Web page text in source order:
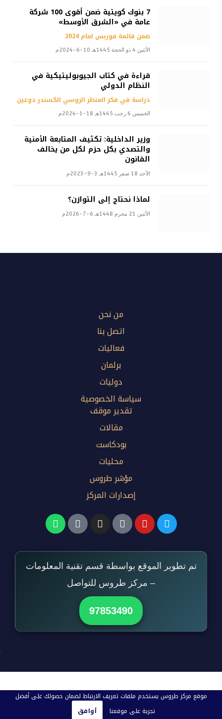
7 بنوك كويتية ضمن أقوى 100 شركة
عامة في «الشرق الأوسط»
ضمن قائمة فوربس لعام 2024
الأثنين 4 ذو الحجة 1445هـ 10-6-2024م
قراءة في كتاب الجيوبوليتيكية في
النظام الدولي
دراسة في فكر المنظر الروسي الكسندر دوغين
الخميس 6 رجب 1445هـ 18-1-2024م
وزير الداخلية: تكثيف المتابعة الأمنية
والتصدي بكل حزم لكل من يخالف
القانون
الأحد 18 صفر 1445هـ 3-9-2023م
لماذا نحتاج إلى التوازن؟
الأثنين 21 محرم 1448هـ 6-7-2026م
من نحن
اتصل بنا
فعاليات
برلمان
دوليات
سياسة الخصوصية
تقدير موقف
مقالات
بودكاست
محليات
مؤشر طروس
إصدارات المركز
تم تطوير الموقع بواسطة قسم تقنية المعلومات
– مركز طروس للتواصل
97853490
موقع مركز طروس يستخدم ملفات تعريف الارتباط لضمان حصولك على أفضل
تجربة على موقعنا
أوافق